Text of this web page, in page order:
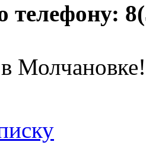
телефону:
Молчановке!